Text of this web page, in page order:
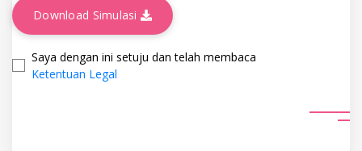
Download Simulasi
Saya dengan ini setuju dan telah membaca
Ketentuan Legal